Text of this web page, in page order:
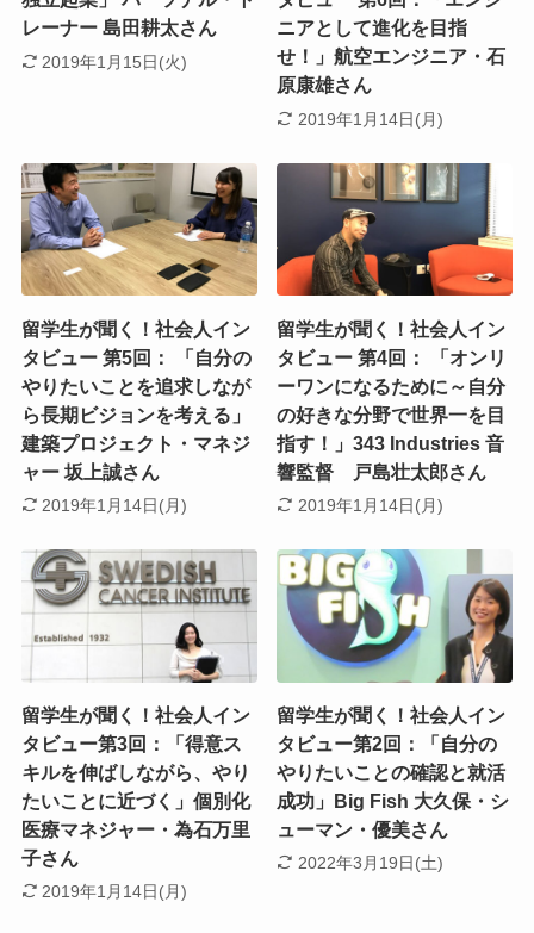
レーナー 島田耕太さん
2019年1月15日(火)
ニアとして進化を目指
せ！」航空エンジニア・石
原康雄さん
2019年1月14日(月)
留学生が聞く！社会人イン
タビュー 第5回： 「自分の
やりたいことを追求しなが
ら長期ビジョンを考える」
建築プロジェクト・マネジ
ャー 坂上誠さん
2019年1月14日(月)
留学生が聞く！社会人イン
タビュー 第4回： 「オンリ
ーワンになるために～自分
の好きな分野で世界一を目
指す！」343 Industries 音
響監督 戸島壮太郎さん
2019年1月14日(月)
留学生が聞く！社会人イン
タビュー第3回：「得意ス
キルを伸ばしながら、やり
たいことに近づく」個別化
医療マネジャー・為石万里
子さん
2019年1月14日(月)
留学生が聞く！社会人イン
タビュー第2回：「自分の
やりたいことの確認と就活
成功」Big Fish 大久保・シ
ューマン・優美さん
2022年3月19日(土)